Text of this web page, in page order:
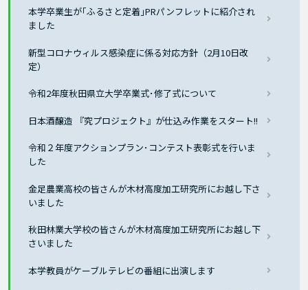
本学卒業生が｢ふるさと定着｣PRパンフレットに紹介され
ました
新型コロナウィルス感染症に係る対応方針（2月10日改
定）
令和2年度秋田県立大学卒業式･修了式について
日本酒醸造 『究プロジェクト』が仕込み作業をスタート!!
令和２年度アクションプラン･コンテスト表彰式を行いま
した
金足農業高校の皆さんが木材高度加工研究所にお越し下さ
いました
秋田林業大学校の皆さんが木材高度加工研究所にお越し下
さいました
本学教員がケーブルテレビの番組に出演します